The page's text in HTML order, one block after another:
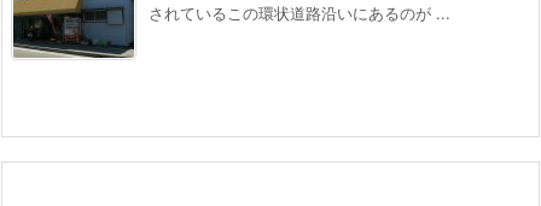
されているこの環状道路沿いにあるのが ...